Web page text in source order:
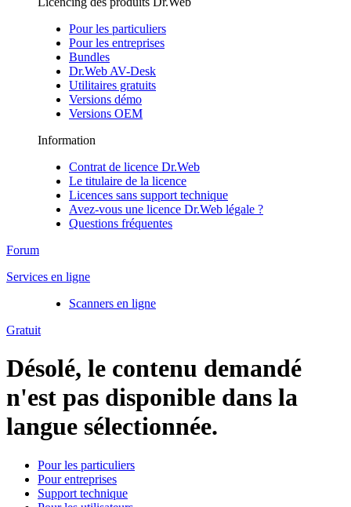
Pour les particuliers
Pour les entreprises
Bundles
Dr.Web AV-Desk
Utilitaires gratuits
Versions démo
Versions OEM
Information
Contrat de licence Dr.Web
Le titulaire de la licence
Licences sans support technique
Avez-vous une licence Dr.Web légale ?
Questions fréquentes
Forum
Services en ligne
Scanners en ligne
Gratuit
Désolé, le contenu demandé
n'est pas disponible dans la
langue sélectionnée.
Pour les particuliers
Pour entreprises
Support technique